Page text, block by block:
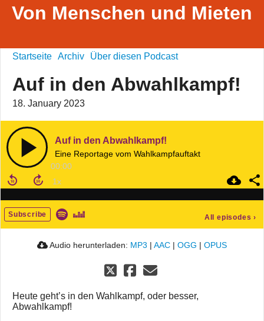
Von Menschen und Mieten
Startseite Archiv Über diesen Podcast
Auf in den Abwahlkampf!
18. January 2023
Auf in den Abwahlkampf!
Eine Reportage vom Wahlkampfauftakt
00:00
Subscribe All episodes ›
Audio herunterladen: MP3 | AAC | OGG | OPUS
Heute geht’s in den Wahlkampf, oder besser,
Abwahlkampf!